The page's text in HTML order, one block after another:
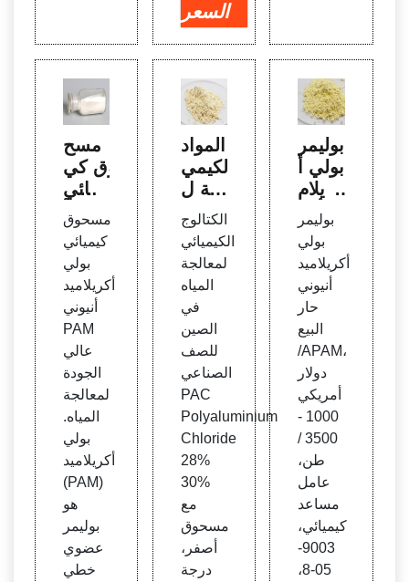
السعر
مسح
وق كي
ميائي
بولي أ
كريلام
يد أنيو
ني عا
لي ال
جودة
PAM
مسحوق
كيميائي
بولي
أكريلاميد
أنيوني
PAM
عالي
الجودة
لمعالجة
المياه.
بولي
أكريلاميد
(PAM)
هو
بوليمر
عضوي
خطي
المواد
الكيمي
ائية ل
معالج
ة المي
اه - ع
لوم ت
شنغ
تشو ت
شيانغ
جين
الكتالوج
الكيميائي
لمعالجة
المياه
في
الصين
للصف
الصناعي
PAC
Polyaluminium
Chloride
28%
30%
مع
مسحوق
أصفر،
درجة
بوليمر
بولي أ
كريلام
يد أنيو
ني حا
ر البيع
/APA
M
بوليمر
بولي
أكريلاميد
أنيوني
حار
البيع
/APAM،
دولار
أمريكي
1000 -
3500 /
طن،
عامل
مساعد
كيميائي،
9003-
05-8،